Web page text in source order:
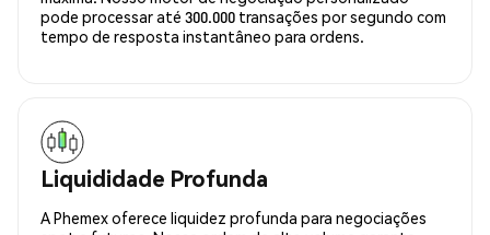
pode processar até 300.000 transações por segundo com
tempo de resposta instantâneo para ordens.
Liquididade Profunda
A Phemex oferece liquidez profunda para negociações